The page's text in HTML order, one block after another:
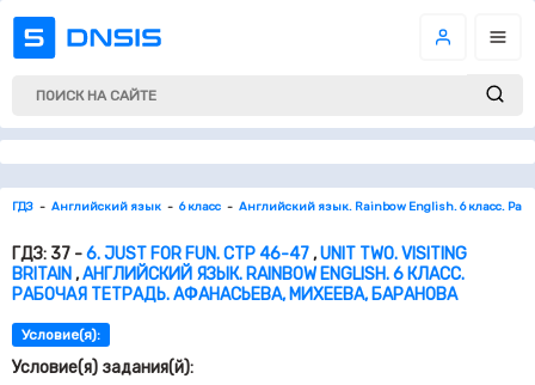
ГДЗ Английский язык 6 класс Английский язык. Rainbow English. 6 класс.
ГДЗ: 37 -6. JUST FOR FUN. СТР 46-47,UNIT TWO. VISITING
BRITAIN,АНГЛИЙСКИЙ ЯЗЫК. RAINBOW ENGLISH. 6 КЛАСС.
РАБОЧАЯ ТЕТРАДЬ. АФАНАСЬЕВА, МИХЕЕВА, БАРАНОВА
Условие(я):
Условие(я) задания(й):